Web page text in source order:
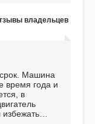
владельцев
Машина
время года и
в
избежать